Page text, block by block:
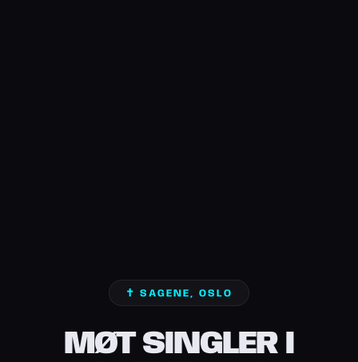
✝️ SAGENE, OSLO
MØT SINGLER I